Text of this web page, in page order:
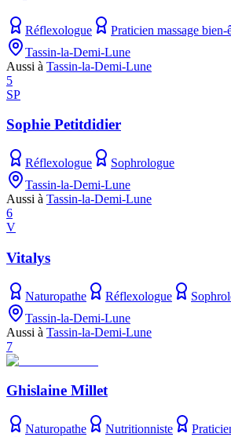
Réflexologue Praticien massage bien-
Tassin-la-Demi-Lune
Aussi à Tassin-la-Demi-Lune
5
SP
Sophie Petitdidier
Réflexologue
Sophrologue
Tassin-la-Demi-Lune
Aussi à Tassin-la-Demi-Lune
6
V
Vitalys
Naturopathe Réflexologue
Tassin-la-Demi-Lune
Aussi à Tassin-la-Demi-Lune
7
Ghislaine Millet
Naturopathe Nutritionniste